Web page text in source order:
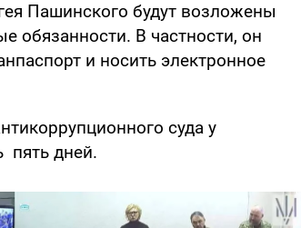
Пашинского будут возложены
обязанности. В частности, он
и носить электронное
суда у
пять дней.